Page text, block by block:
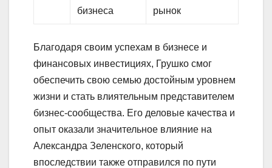
бизнеса
рынок
Благодаря своим успехам в бизнесе и
финансовых инвестициях, Грушко смог
обеспечить свою семью достойным уровнем
жизни и стать влиятельным представителем
бизнес-сообщества. Его деловые качества и
опыт оказали значительное влияние на
Александра Зеленского, который
впоследствии также отправился по пути